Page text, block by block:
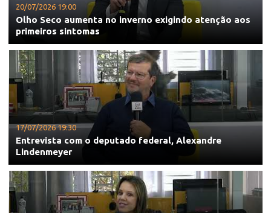
20/07/2026 19:00
Olho Seco aumenta no inverno exigindo atenção aos
primeiros sintomas
17/07/2026 19:30
Entrevista com o deputado federal, Alexandre
Lindenmeyer